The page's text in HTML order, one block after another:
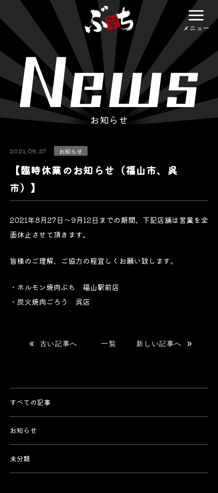
お知らせ
2021.08.27 お知らせ
【臨時休業のお知らせ（福山市、呉
市）】
2021年8月27日～9月12日までの期間、下記店舗は営業を全
面休止させて頂きます。
皆様のご理解、ご協力の程宜しくお願い致します。
・ホルモン焼肉ぶち 福山駅前店
・炭火焼肉ごろう 呉店
« 古い記事へ 一覧 新しい記事へ »
すべての記事
お知らせ
未分類
メニュー